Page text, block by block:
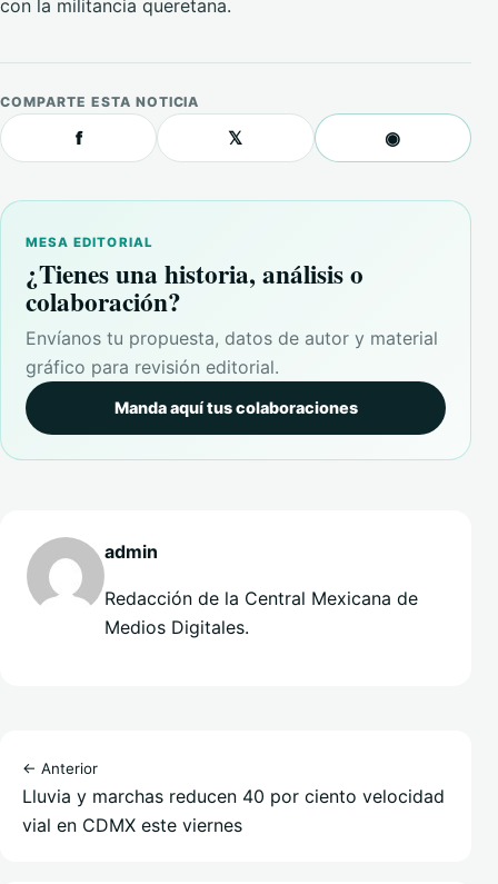
con la militancia queretana.
COMPARTE ESTA NOTICIA
f 𝕏 ◉
MESA EDITORIAL
¿Tienes una historia, análisis o
colaboración?
Envíanos tu propuesta, datos de autor y material
gráfico para revisión editorial.
Manda aquí tus colaboraciones
admin
Redacción de la Central Mexicana de
Medios Digitales.
← Anterior
Lluvia y marchas reducen 40 por ciento velocidad
vial en CDMX este viernes